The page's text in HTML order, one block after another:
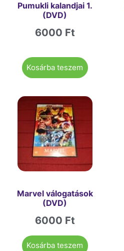
Pumukli kalandjai 1.
(DVD)
6000 Ft
Kosárba teszem
Marvel válogatások
(DVD)
6000 Ft
Kosárba teszem